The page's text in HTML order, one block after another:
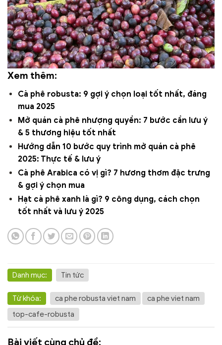
Xem thêm:
Cà phê robusta: 9 gợi ý chọn loại tốt nhất, đáng
mua 2025
Mở quán cà phê nhượng quyền: 7 bước cần lưu ý
& 5 thương hiệu tốt nhất
Hướng dẫn 10 bước quy trình mở quán cà phê
2025: Thực tế & lưu ý
Cà phê Arabica có vị gì? 7 hương thơm đặc trưng
& gợi ý chọn mua
Hạt cà phê xanh là gì? 9 công dụng, cách chọn
tốt nhất và lưu ý 2025
Danh mục: Tin tức
Từ khóa: ca phe robusta viet nam
ca phe viet nam
top-cafe-robusta
Bài viết cùng chủ đề: